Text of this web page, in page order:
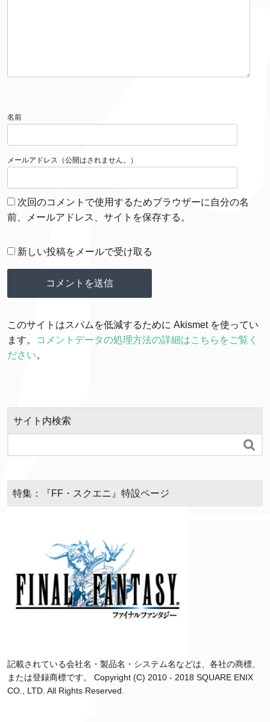
名前
メールアドレス（公開はされません。）
次回のコメントで使用するためブラウザーに自分の名
前、メールアドレス、サイトを保存する。
新しい投稿をメールで受け取る
このサイトはスパムを低減するために Akismet を使ってい
ます。
コメントデータの処理方法の詳細はこちらをご覧く
ださい。
サイト内検索

特集：『FF・スクエニ』特設ページ
記載されている会社名・製品名・システム名などは、各社の商標、
または登録商標です。 Copyright (C) 2010 - 2018 SQUARE ENIX
CO., LTD. All Rights Reserved.